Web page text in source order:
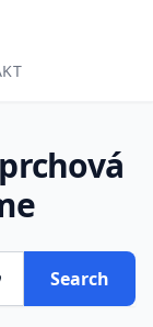
Search